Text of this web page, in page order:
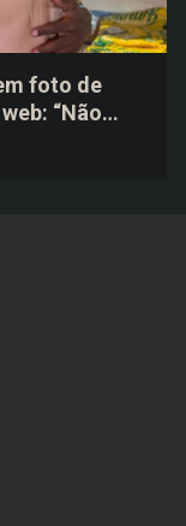
foto de
“Não